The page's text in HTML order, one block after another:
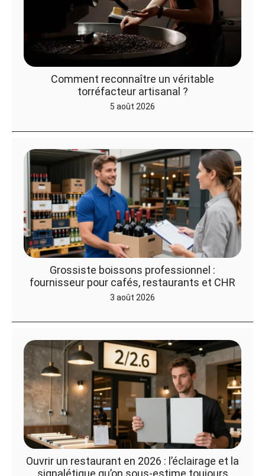
Comment reconnaître un véritable
torréfacteur artisanal ?
5 août 2026
Grossiste boissons professionnel :
fournisseur pour cafés, restaurants et CHR
3 août 2026
Ouvrir un restaurant en 2026 : l’éclairage et la